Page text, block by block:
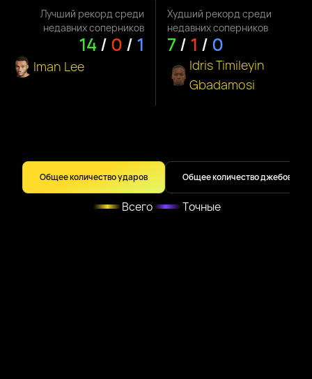
Лучший рекорд среди
недавних соперников
14 / 0 / 1
Iman Lee
Худший рекорд среди
недавних соперников
7 / 1 / 0
Idris Timileyin
Gbadamosi
Общее количество ударов Общее количество джебов
Всего Точные